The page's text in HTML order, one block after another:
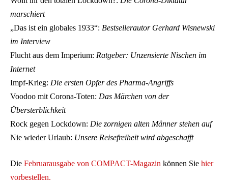
marschiert
„Das ist ein globales 1933“: Bestsellerautor Gerhard Wisnewski
im Interview
Flucht aus dem Imperium: Ratgeber: Unzensierte Nischen im
Internet
Impf-Krieg: Die ersten Opfer des Pharma-Angriffs
Voodoo mit Corona-Toten: Das Märchen von der
Übersterblichkeit
Rock gegen Lockdown: Die zornigen alten Männer stehen auf
Nie wieder Urlaub: Unsere Reisefreiheit wird abgeschafft
Die Februarausgabe von COMPACT-Magazin können Sie hier
vorbestellen.